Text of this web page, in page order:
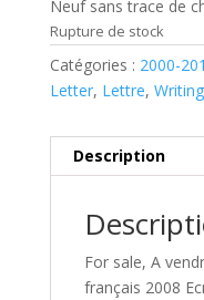
Neuf sans trace de
Rupture de stock
Catégories : 2000-
Letter, Lettre, Writing
Description
For sale, A
français 2008